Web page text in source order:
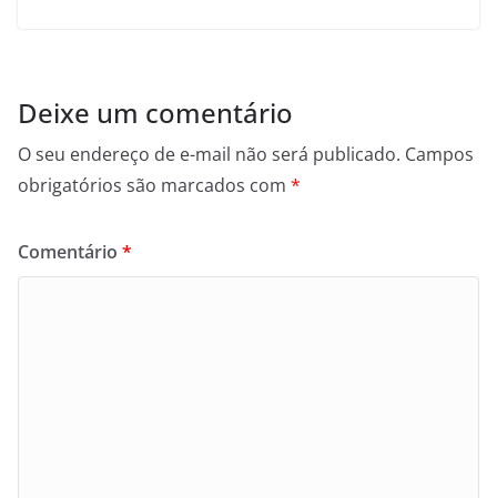
Deixe um comentário
O seu endereço de e-mail não será publicado. Campos
obrigatórios são marcados com *
Comentário *